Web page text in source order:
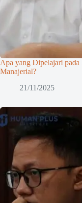
Apa yang Dipelajari pada
Manajerial?
21/11/2025